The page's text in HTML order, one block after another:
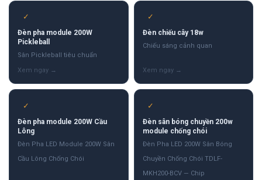
✓
Đèn pha module 200W
Pickleball
Sân Pickleball tiêu chuẩn
✓
Đèn chiếu cây 18w
Chiếu sáng cảnh quan
✓
Đèn pha module 200W Cầu
Lông
Đèn Pha LED Module 200W Sân
Cầu Lông Chống Chói
✓
Đèn sân bóng chuyền 200w
module chống chói
Đèn Pha LED 200W Sân Bóng
Chuyền Chống Chói TDLF-
MKH200-BCV — Chip